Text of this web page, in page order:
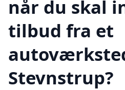
når du skal
tilbud fra et
Stevnstrup?